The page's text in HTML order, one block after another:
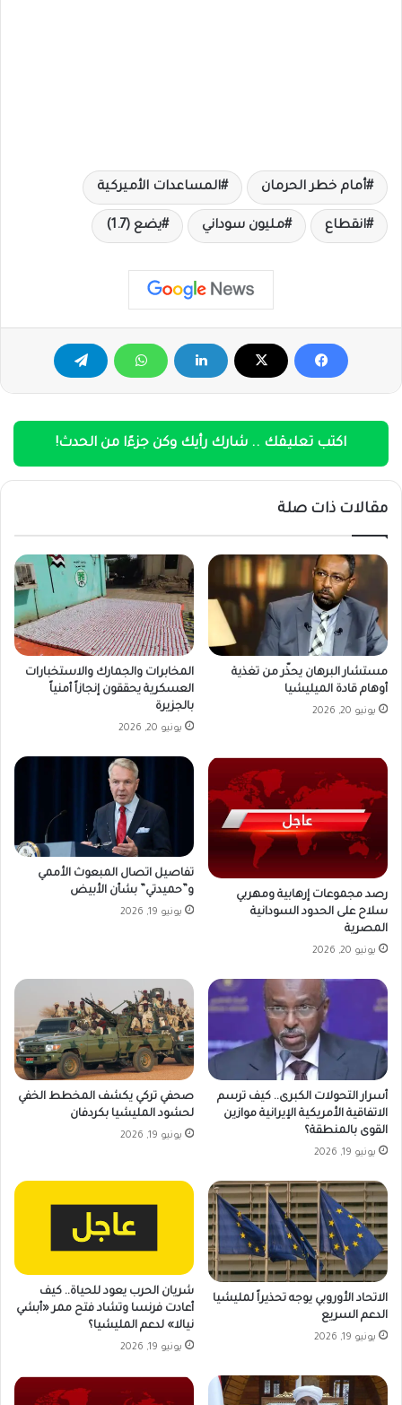
أمام خطر الحرمان المساعدات الأميركية
انقطاع مليون سوداني يضع (1.7)
اكتب تعليقك .. شارك رأيك وكن جزءًا من الحدث!
مقالات ذات صلة
مستشار البرهان يحذّر من تغذية
أوهام قادة الميليشيا
يونيو 20, 2026
المخابرات والجمارك والاستخبارات
العسكرية يحققون إنجازاً أمنياً
بالجزيرة
يونيو 20, 2026
رصد مجموعات إرهابية ومهربي
سلاح على الحدود السودانية
المصرية
يونيو 20, 2026
تفاصيل اتصال المبعوث الأممي
و”حميدتي” بشأن الأبيض
يونيو 19, 2026
أسرار التحولات الكبرى.. كيف ترسم
الاتفاقية الأمريكية الإيرانية موازين
القوى بالمنطقة؟
يونيو 19, 2026
صحفي تركي يكشف المخطط الخفي
لحشود المليشيا بكردفان
يونيو 19, 2026
الاتحاد الأوروبي يوجه تحذيراً لمليشيا
الدعم السريع
يونيو 19, 2026
شريان الحرب يعود للحياة.. كيف
أعادت فرنسا وتشاد فتح ممر «أبشي
نيالا» لدعم المليشيا؟
يونيو 19, 2026